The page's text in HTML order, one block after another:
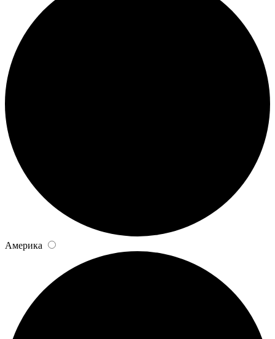
Америка